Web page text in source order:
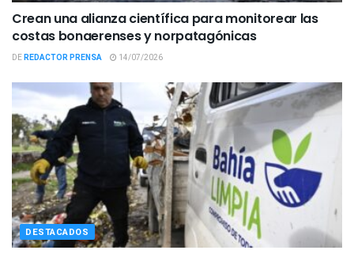
Crean una alianza científica para monitorear las
costas bonaerenses y norpatagónicas
DEREDACTOR PRENSA 14/07/2026
DESTACADOS